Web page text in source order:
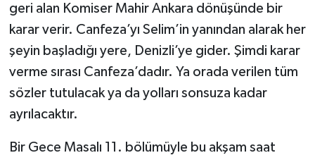
geri alan Komiser Mahir Ankara dönüşünde bir
karar verir. Canfeza’yı Selim’in yanından alarak her
şeyin başladığı yere, Denizli’ye gider. Şimdi karar
verme sırası Canfeza’dadır. Ya orada verilen tüm
sözler tutulacak ya da yolları sonsuza kadar
ayrılacaktır.
Bir Gece Masalı 11. bölümüyle bu akşam saat